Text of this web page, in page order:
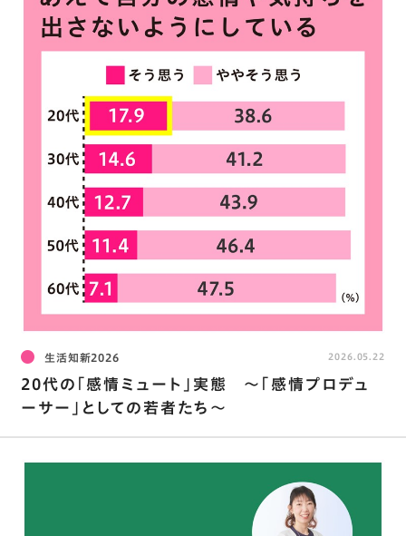
生活知新2026
20代の｢感情ミュート｣実態 ～｢感情プロデュ
ーサー｣としての若者たち～
2026.05.22